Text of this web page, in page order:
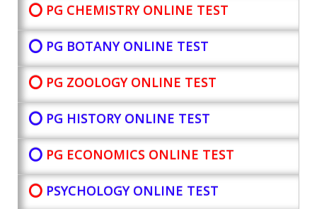
⭕ PG CHEMISTRY ONLINE TEST
⭕ PG BOTANYONLINE TEST
⭕ PG ZOOLOGY ONLINE TEST
⭕ PG HISTORY ONLINE TEST
⭕ PG ECONOMICS ONLINE TEST
⭕ PSYCHOLOGY ONLINE TEST